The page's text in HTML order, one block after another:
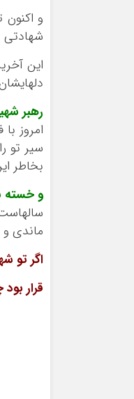
و
شهادتی
این
رهبر
امروز
سیر تو
بخاطر
و خسته
ماندی
اگر تو
قرار